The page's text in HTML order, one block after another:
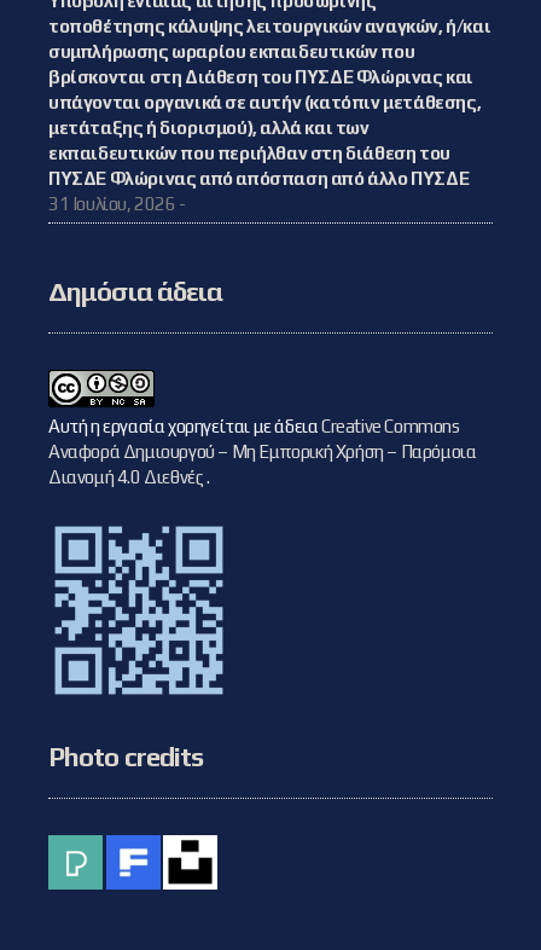
τοποθέτησης κάλυψης λειτουργικών αναγκών, ή/και
συμπλήρωσης ωραρίου εκπαιδευτικών που
βρίσκονται στη Διάθεση του ΠΥΣΔΕ Φλώρινας και
υπάγονται οργανικά σε αυτήν (κατόπιν μετάθεσης,
μετάταξης ή διορισμού), αλλά και των
εκπαιδευτικών που περιήλθαν στη διάθεση του
ΠΥΣΔΕ Φλώρινας από απόσπαση από άλλο ΠΥΣΔΕ
31 Ιουλίου, 2026 -
Δημόσια άδεια
Αυτή η εργασία χορηγείται με άδειαCreative Commons
Αναφορά Δημιουργού – Μη Εμπορική Χρήση – Παρόμοια
Διανομή 4.0 Διεθνές.
Photo credits